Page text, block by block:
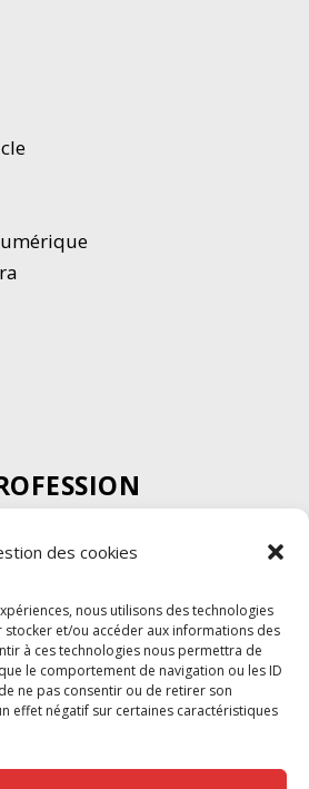
des cookies
nous utilisons des technologies
et/ou accéder aux informations des
à ces technologies nous permettra de
le comportement de navigation ou les ID
ne pas consentir ou de retirer son
effet négatif sur certaines caractéristiques
visuel